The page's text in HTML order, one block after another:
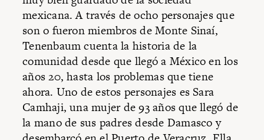
mexicana. A través de ocho personajes que
son o fueron miembros de Monte Sinaí,
Tenenbaum cuenta la historia de la
comunidad desde que llegó a México en los
años 20, hasta los problemas que tiene
ahora. Uno de estos personajes es Sara
Camhaji, una mujer de 93 años que llegó de
la mano de sus padres desde Damasco y